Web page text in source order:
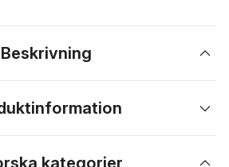
Beskrivning
kategorier